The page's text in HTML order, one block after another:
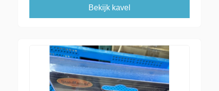
Bekijk kavel